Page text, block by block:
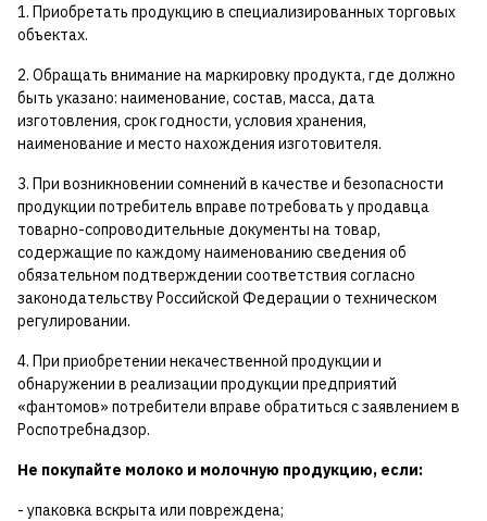
1. Приобретать продукцию в специализированных торговых
объектах.
2. Обращать внимание на маркировку продукта, где должно
быть указано: наименование, состав, масса, дата
изготовления, срок годности, условия хранения,
наименование и место нахождения изготовителя.
3. При возникновении сомнений в качестве и безопасности
продукции потребитель вправе потребовать у продавца
товарно-сопроводительные документы на товар,
содержащие по каждому наименованию сведения об
обязательном подтверждении соответствия согласно
законодательству Российской Федерации о техническом
регулировании.
4. При приобретении некачественной продукции и
обнаружении в реализации продукции предприятий
«фантомов» потребители вправе обратиться с заявлением в
Роспотребнадзор.
Не покупайте молоко и молочную продукцию, если:
- упаковка вскрыта или повреждена;